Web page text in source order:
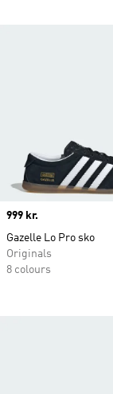
Price
999 kr.
Gazelle Lo Pro sko
Originals
8 colours